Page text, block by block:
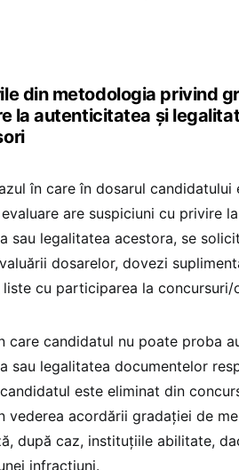
din metodologia privind
la autenticitatea și
în care în dosarul
are suspiciuni cu privire
sau legalitatea acestora, se
dosarelor, dovezi
liste cu participarea la concursuri/
care candidatul nu poate proba
sau legalitatea documentelor
este eliminat din
vederea acordării gradației de
după caz, instituțiile abilitate,
infracțiuni.